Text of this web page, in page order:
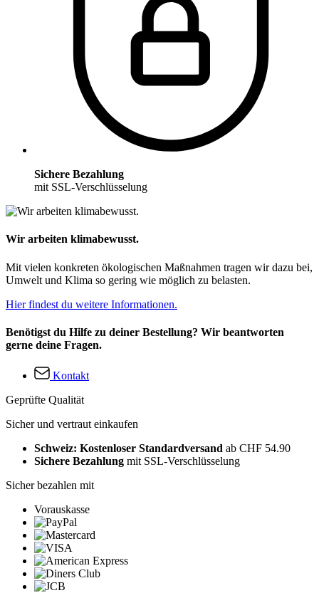
Sichere Bezahlung
mit SSL-Verschlüsselung
Wir arbeiten klimabewusst.
Mit vielen konkreten ökologischen Maßnahmen tragen wir dazu bei,
Umwelt und Klima so gering wie möglich zu belasten.
Hier findest du weitere Informationen.
Benötigst du Hilfe zu deiner Bestellung? Wir beantworten
gerne deine Fragen.
Kontakt
Geprüfte Qualität
Sicher und vertraut einkaufen
Schweiz: Kostenloser Standardversand ab CHF 54.90
Sichere Bezahlung mit SSL-Verschlüsselung
Sicher bezahlen mit
Vorauskasse